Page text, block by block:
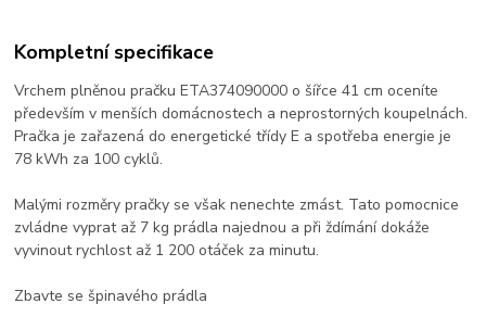
Kompletní specifikace
Vrchem plněnou pračku ETA374090000 o šířce 41 cm oceníte
především v menších domácnostech a neprostorných koupelnách.
Pračka je zařazená do energetické třídy E a spotřeba energie je
78 kWh za 100 cyklů.
Malými rozměry pračky se však nenechte zmást. Tato pomocnice
zvládne vyprat až 7 kg prádla najednou a při ždímání dokáže
vyvinout rychlost až 1 200 otáček za minutu.
Zbavte se špinavého prádla